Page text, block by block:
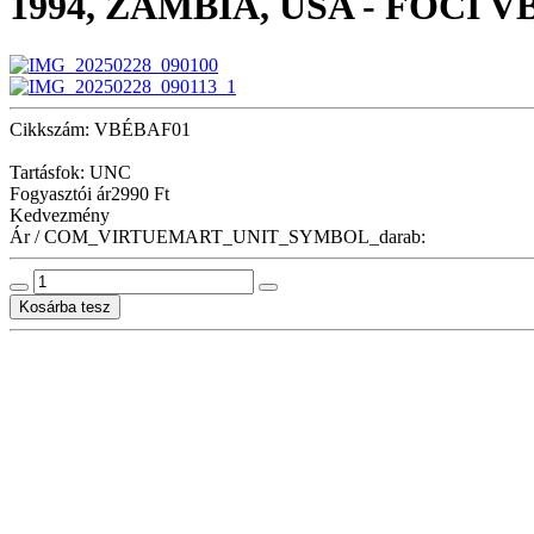
Cikkszám: VBÉBAF01
Tartásfok: UNC
Fogyasztói ár2990 Ft
Kedvezmény
Ár / COM_VIRTUEMART_UNIT_SYMBOL_darab: